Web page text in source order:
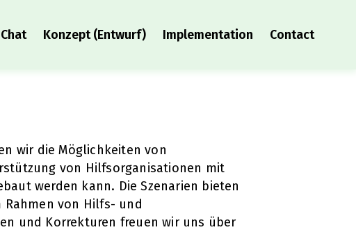
Konzept (Entwurf) Implementation Contact
wir die Möglichkeiten von
von Hilfsorganisationen mit
werden kann. Die Szenarien bieten
von Hilfs- und
und Korrekturen freuen wir uns über